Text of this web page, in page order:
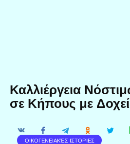
Καλλιέργεια
σε Κήπους με
ΟΙΚΟΓΕΝΕΙΑΚΈΣ ΙΣΤΟΡΊΕΣ